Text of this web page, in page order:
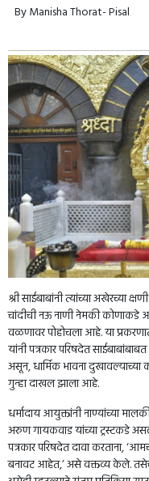
ByManisha Thorat- Pisal
श्री साईबाबांनी त्यांच्या अखेरच्या
चांदीची नऊ नाणी नेमकी कोणाकडे
वळणावर पोहोचला आहे. या
यांनी पत्रकार परिषदेत
असून, धार्मिक भावना दुखावल्याच्या
गुन्हा दाखल झाला आहे.
धर्मादाय आयुक्तांनी नाण्यांच्या
अरुण गायकवाड यांच्या ट्रस्टकडे
पत्रकार परिषदेत दावा करताना,
बनावट आहेत,’ असे वक्तव्य केले. तसेच